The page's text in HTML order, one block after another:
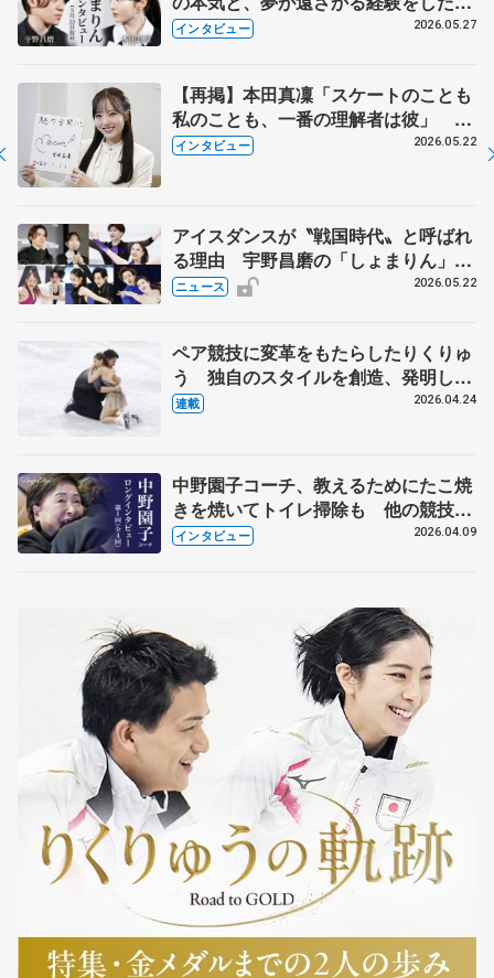
田真凜の覚悟
インタビュー 2026.05.27
【再掲】本田真凜「スケートのことも
私のことも、一番の理解者は彼」 引
退時の単独インタビューで語った競技
インタビュー 2026.05.22
アイスダンスが〝戦国時代〟と呼ばれ
る理由 宇野昌磨の「しょまりん」ら
実力者が相次いで参戦 国内の競争激
ニュース 2026.05.22
ペア競技に変革をもたらしたりくりゅ
う 独自のスタイルを創造、発明した
【引退発表後②】
連載 2026.04.24
中野園子コーチ、教えるためにたこ焼
きを焼いてトイレ掃除も 他の競技に
も通用するという坂本花織の筋肉
インタビュー 2026.04.09